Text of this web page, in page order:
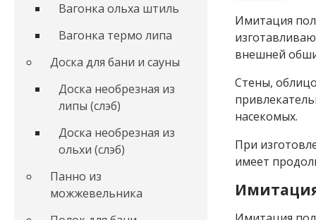
Вагонка ольха штиль
Вагонка термо липа
Доска для бани и сауны
Доска необрезная из
липы (слэб)
Доска необрезная из
ольхи (слэб)
Панно из
можжевельника
Имитация
внешней
Стены,
насекомых.
При
имеет
Имитация